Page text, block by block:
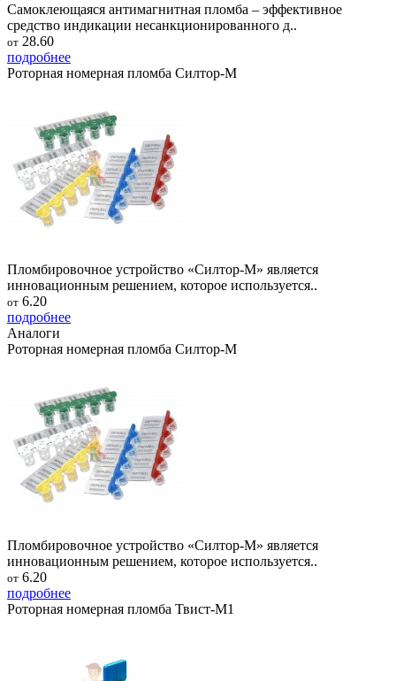
Самоклеющаяся антимагнитная пломба – эффективное
средство индикации несанкционированного д..
от 28.60
подробнее
Роторная номерная пломба Силтор-М
Пломбировочное устройство «Силтор-М» является
инновационным решением, которое используется..
от 6.20
подробнее
Аналоги
Роторная номерная пломба Силтор-М
Пломбировочное устройство «Силтор-М» является
инновационным решением, которое используется..
от 6.20
подробнее
Роторная номерная пломба Твист-М1